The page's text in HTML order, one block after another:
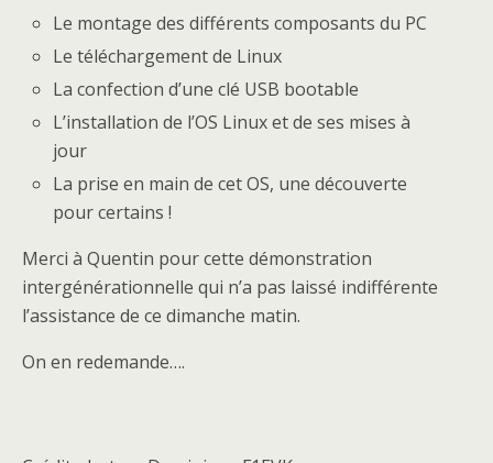
Le montage des différents composants du PC
Le téléchargement de Linux
La confection d’une clé USB bootable
L’installation de l’OS Linux et de ses mises à
jour
La prise en main de cet OS, une découverte
pour certains !
Merci à Quentin pour cette démonstration
intergénérationnelle qui n’a pas laissé indifférente
l’assistance de ce dimanche matin.
On en redemande….